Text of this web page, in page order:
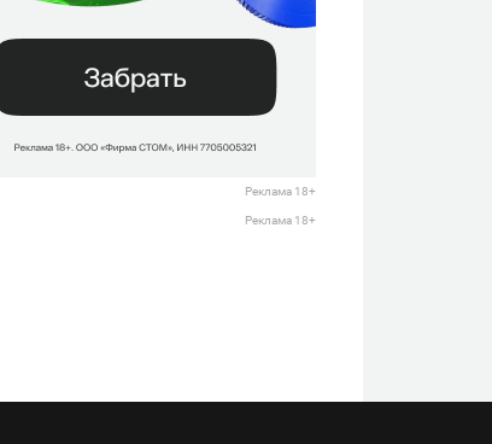
Реклама 18+
Реклама 18+